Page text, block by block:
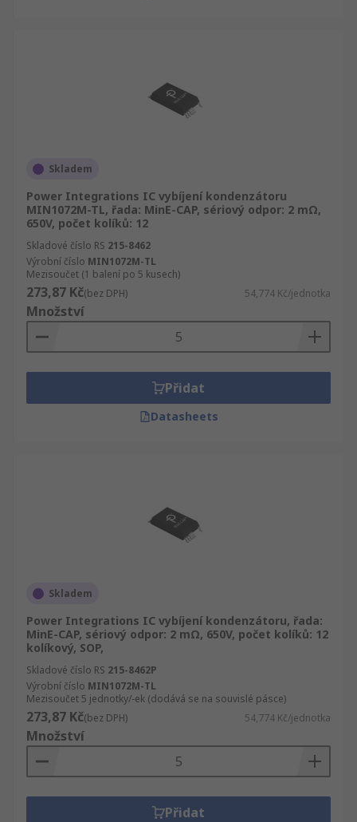
Skladem
Power Integrations IC vybíjení kondenzátoru
MIN1072M-TL, řada: MinE-CAP, sériový odpor: 2 mΩ,
650V, počet kolíků: 12
Skladové číslo RS 215-8462
Výrobní číslo MIN1072M-TL
Mezisoučet (1 balení po 5 kusech)
273,87 Kč(bez DPH) 54,774 Kč/jednotka
Množství
Přidat
Datasheets
Skladem
Power Integrations IC vybíjení kondenzátoru, řada:
MinE-CAP, sériový odpor: 2 mΩ, 650V, počet kolíků: 12
kolíkový, SOP,
Skladové číslo RS 215-8462P
Výrobní číslo MIN1072M-TL
Mezisoučet 5 jednotky/-ek (dodává se na souvislé pásce)
273,87 Kč(bez DPH) 54,774 Kč/jednotka
Množství
Přidat